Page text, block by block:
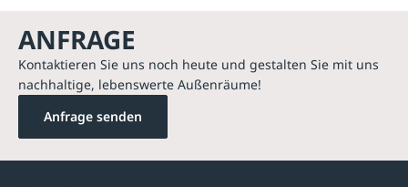
ANFRAGE
Kontaktieren Sie uns noch heute und gestalten Sie mit uns
nachhaltige, lebenswerte Außenräume!
Anfrage senden